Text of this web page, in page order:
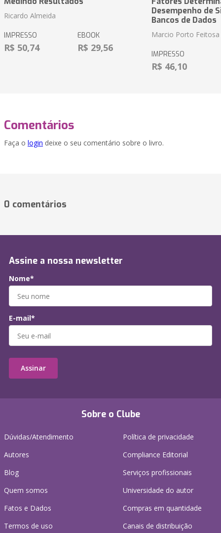
Ricardo Almeida
IMPRESSO
R$ 50,74
EBOOK
R$ 29,56
Desempenho de
Bancos de Dados
Marcio Porto Feitosa
IMPRESSO
R$ 46,10
Comentários
Faça o login deixe o seu comentário sobre o livro.
0 comentários
Sobre o Clube
Dúvidas/Atendimento
Autores
Blog
Quem somos
Fatos e Dados
Termos de uso
Política de privacidade
Compliance Editorial
Serviços profissionais
Universidade do autor
Compras em quantidade
Canais de distribuição
Assine a nossa newsletter
Nome*
E-mail*
Assinar